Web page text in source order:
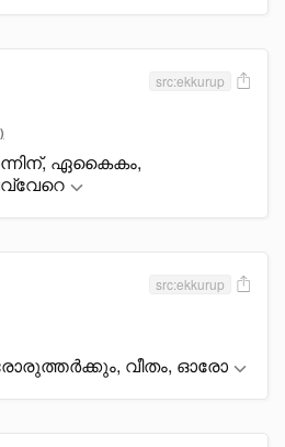
src:ekkurup
ഏകെെകം,
src:ekkurup
വീതം, ഓരോ